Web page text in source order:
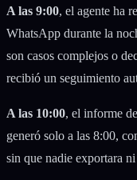
A las 9:00, el agente ha
WhatsApp durante la
son casos complejos o
recibió un seguimiento
A las 10:00, el informe
generó solo a las 8:00,
sin que nadie exportara